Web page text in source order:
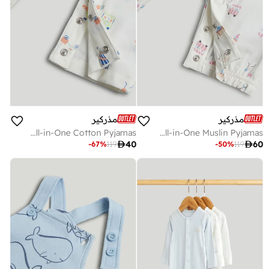
مذركير
Carnival All-in-One Muslin Pyjamas
60
119
-50%
مذركير
Carnival All-in-One Cotton Pyjamas
40
119
-67%